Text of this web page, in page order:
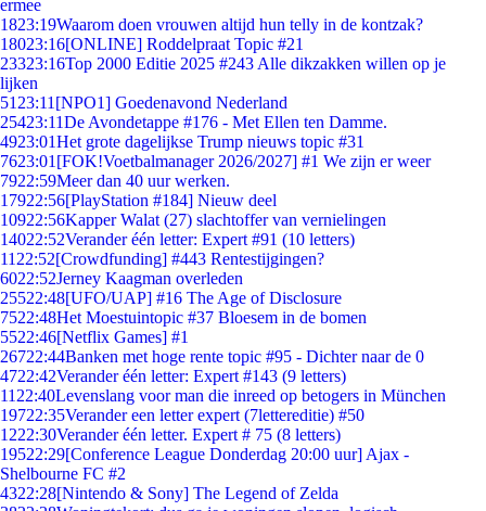
ermee
1823:19Waarom doen vrouwen altijd hun telly in de kontzak?
18023:16[ONLINE] Roddelpraat Topic #21
23323:16Top 2000 Editie 2025 #243 Alle dikzakken willen op je
lijken
51 23:11 [NPO1] Goedenavond Nederland
25423:11De Avondetappe #176 - Met Ellen ten Damme.
4923:01Het grote dagelijkse Trump nieuws topic #31
7623:01 [FOK!Voetbalmanager 2026/2027] #1 We zijn er weer
7922:59Meer dan 40 uur werken.
17922:56[PlayStation #184] Nieuw deel
10922:56Kapper Walat (27) slachtoffer van vernielingen
14022:52Verander één letter: Expert #91 (10 letters)
11 22:52[Crowdfunding] #443 Rentestijgingen?
6022:52Jerney Kaagman overleden
25522:48[UFO/UAP] #16 The Age of Disclosure
7522:48Het Moestuintopic #37 Bloesem in de bomen
5522:46[Netflix Games] #1
26722:44Banken met hoge rente topic #95 - Dichter naar de 0
4722:42Verander één letter: Expert #143 (9 letters)
11 22:40Levenslang voor man die inreed op betogers in München
19722:35Verander een letter expert (7lettereditie) #50
1222:30Verander één letter. Expert # 75 (8 letters)
19522:29[Conference League Donderdag 20:00 uur] Ajax -
Shelbourne FC #2
4322:28[Nintendo & Sony] The Legend of Zelda